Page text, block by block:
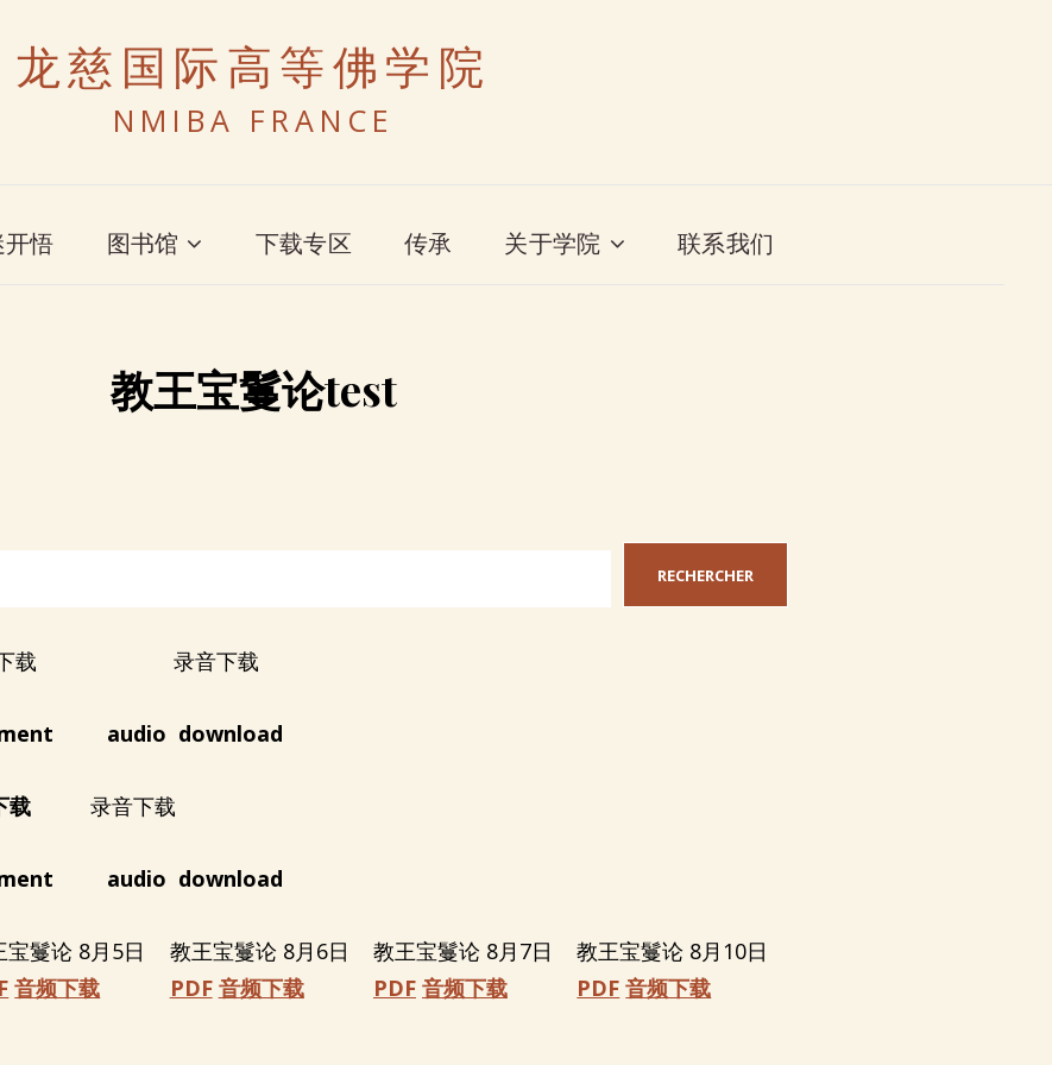
龙慈国际高等佛学院
NMIBA FRANCE
悟 图书馆 下载专区 传承 关于学院 联系我们
教王宝鬘论test
RECHERCHER
件下载 录音下载
audio download
载 录音下载
audio download
宝鬘论 8月5日
音频下载
教王宝鬘论 8月6日
PDF 音频下载
教王宝鬘论 8月7日
PDF 音频下载
教王宝鬘论 8月10日
PDF 音频下载